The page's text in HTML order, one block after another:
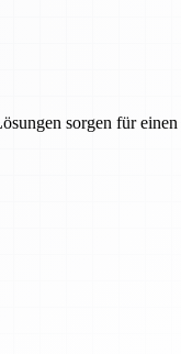
sorgen für